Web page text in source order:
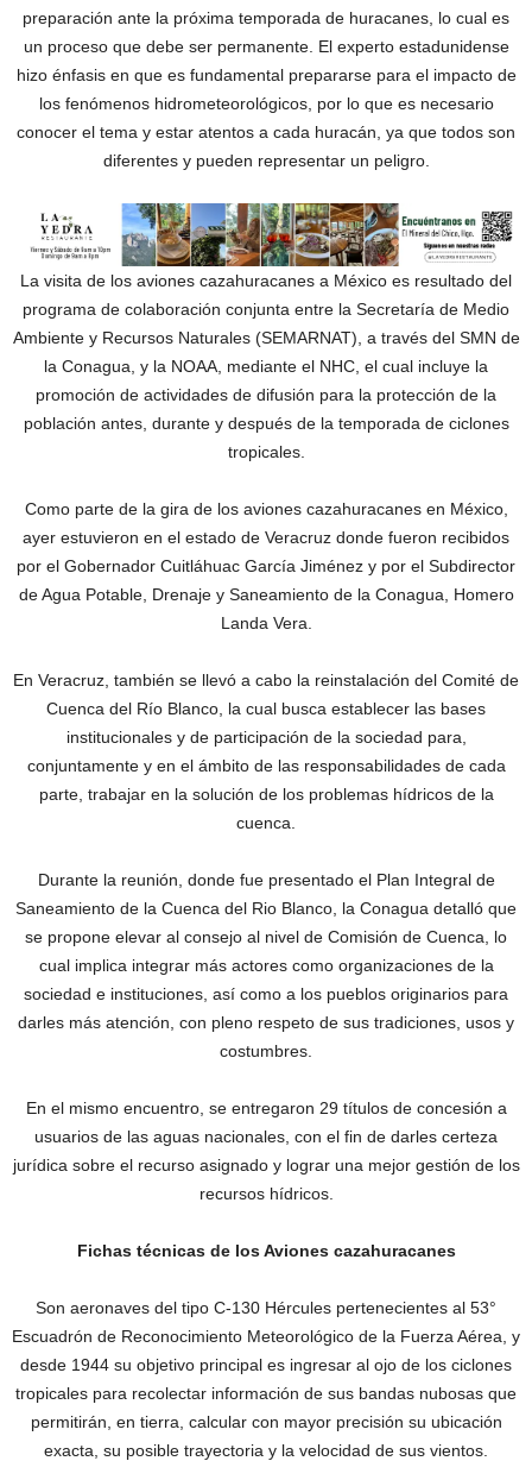
preparación ante la próxima temporada de huracanes, lo cual es
un proceso que debe ser permanente. El experto estadunidense
hizo énfasis en que es fundamental prepararse para el impacto de
los fenómenos hidrometeorológicos, por lo que es necesario
conocer el tema y estar atentos a cada huracán, ya que todos son
diferentes y pueden representar un peligro.
La visita de los aviones cazahuracanes a México es resultado del
programa de colaboración conjunta entre la Secretaría de Medio
Ambiente y Recursos Naturales (SEMARNAT), a través del SMN de
la Conagua, y la NOAA, mediante el NHC, el cual incluye la
promoción de actividades de difusión para la protección de la
población antes, durante y después de la temporada de ciclones
tropicales.
Como parte de la gira de los aviones cazahuracanes en México,
ayer estuvieron en el estado de Veracruz donde fueron recibidos
por el Gobernador Cuitláhuac García Jiménez y por el Subdirector
de Agua Potable, Drenaje y Saneamiento de la Conagua, Homero
Landa Vera.
En Veracruz, también se llevó a cabo la reinstalación del Comité de
Cuenca del Río Blanco, la cual busca establecer las bases
institucionales y de participación de la sociedad para,
conjuntamente y en el ámbito de las responsabilidades de cada
parte, trabajar en la solución de los problemas hídricos de la
cuenca.
Durante la reunión, donde fue presentado el Plan Integral de
Saneamiento de la Cuenca del Rio Blanco, la Conagua detalló que
se propone elevar al consejo al nivel de Comisión de Cuenca, lo
cual implica integrar más actores como organizaciones de la
sociedad e instituciones, así como a los pueblos originarios para
darles más atención, con pleno respeto de sus tradiciones, usos y
costumbres.
En el mismo encuentro, se entregaron 29 títulos de concesión a
usuarios de las aguas nacionales, con el fin de darles certeza
jurídica sobre el recurso asignado y lograr una mejor gestión de los
recursos hídricos.
Fichas técnicas de los Aviones cazahuracanes
Son aeronaves del tipo C-130 Hércules pertenecientes al 53°
Escuadrón de Reconocimiento Meteorológico de la Fuerza Aérea, y
desde 1944 su objetivo principal es ingresar al ojo de los ciclones
tropicales para recolectar información de sus bandas nubosas que
permitirán, en tierra, calcular con mayor precisión su ubicación
exacta, su posible trayectoria y la velocidad de sus vientos.